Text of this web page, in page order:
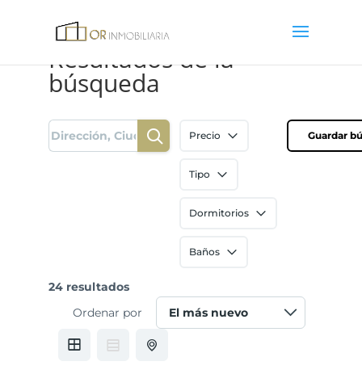
Resultados de la
búsqueda
Guardar
Precio
Tipo
Dormitorios
Baños
24 resultados
Ordenar por